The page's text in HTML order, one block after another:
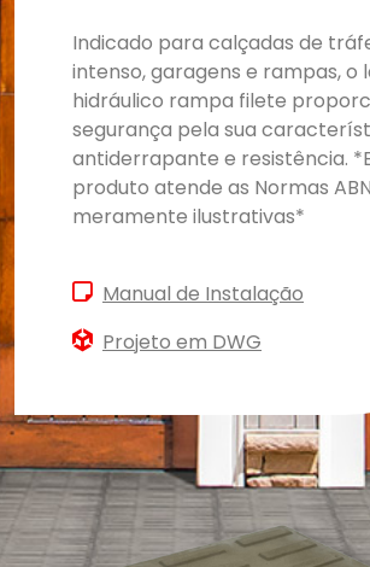
Indicado para calçadas de
intenso, garagens e rampas, o
hidráulico rampa filete
segurança pela sua
antiderrapante e resistência.
produto atende as Normas
meramente ilustrativas*
Manual de Instalação
Projeto em DWG